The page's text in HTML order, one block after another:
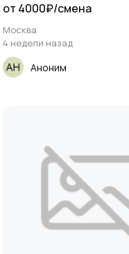
от 4000₽/смена
Москва
4 недели назад
Аноним